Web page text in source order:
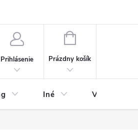
Prihlásenie
NÁKUPNÝ
Prázdny košík
Iné Veľkostná